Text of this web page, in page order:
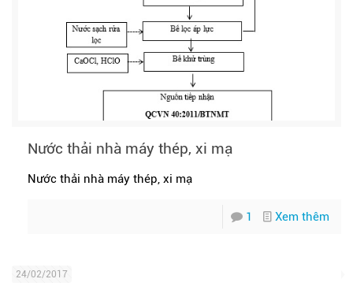
Nước thải nhà máy thép, xi mạ
Nước thải nhà máy thép, xi mạ
1 Xem thêm
24/02/2017